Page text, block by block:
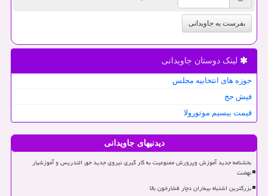
بفرست به جاویدانی
لینک دوستان جاویدانی
حوزه های انتخابیه مجلس
فیش حج
قیمت بیسیم موتورولا
دیدنیهای جاویدانی
بخشنامه جدید آموزش وپرورش ممنوعیت به کار گیری نیروی جدید حق التدریس و آموزشیار
نهضت
بزرگترین اشتباه بیماران دچار فشارخون بالا